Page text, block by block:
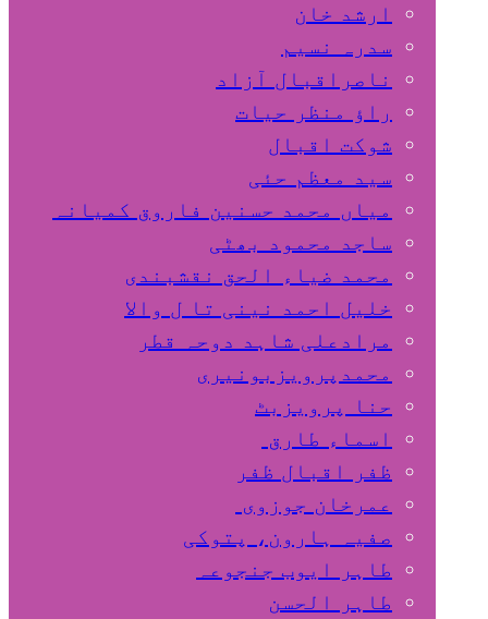
ارشد خان
سدرہ نسیم
ناصراقبال آزاد
راؤ منظر حیات
شوکت اقبال
سید معظم حئی
میاں محمد حسنین فاروق کمیانہ
ساجد محمود بھٹی
محمد ضیاء الحق نقشبندی
خلیل احمد نینی تا ل والا
مرادعلی شاہد دوحہ قطر
محمدپرویزبونیری
حنا پرویزبٹ
اسماء طارق
ظفر اقبال ظفر
عمرخان جوزوی
صفیہ ہارون، پتوکی
طاہر ایوب جنجوعہ
طاہر الحسن